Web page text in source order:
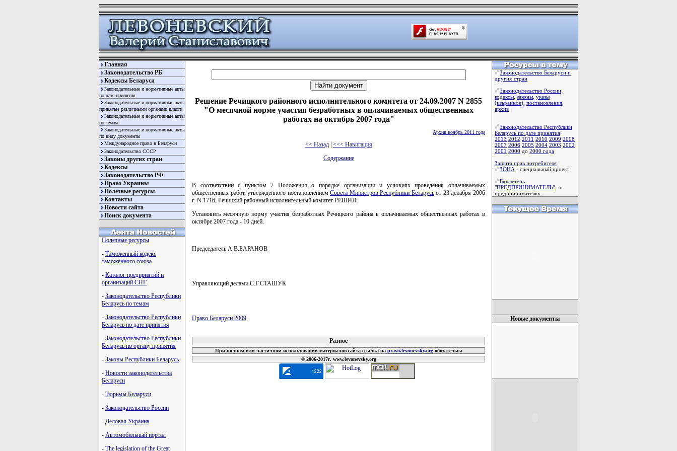
Главная
Законодательство РБ
Кодексы Беларуси
Законодательные и нормативные акты
по дате принятия
Законодательные и нормативные акты
принятые различными органами власти
Законодательные и нормативные акты
по темам
Законодательные и нормативные акты
по виду документы
Международное право в Беларуси
Законодательство СССР
Законы других стран
Кодексы
Законодательство РФ
Право Украины
Полезные ресурсы
Контакты
Новости сайта
Поиск документа
Полезные ресурсы
- Таможенный кодекс
таможенного союза
- Каталог предприятий и
организаций СНГ
- Законодательство Республики
Беларусь по темам
- Законодательство Республики
Беларусь по дате принятия
- Законодательство Республики
Беларусь по органу принятия
- Законы Республики Беларусь
- Новости законодательства
Беларуси
- Тюрьмы Беларуси
- Законодательство России
- Деловая Украина
- Автомобильный портал
- The legislation of the Great
Решение Речицкого районного исполнительного комитета от 24.09.2007 N 2855
"О месячной норме участия безработных в оплачиваемых общественных
работах на октябрь 2007 года"
Архив ноябрь 2011 года
<< Назад| <<< Навигация
Содержание
В соответствии с пунктом 7 Положения о порядке организации и условиях проведения оплачиваемых
общественных работ, утвержденного постановлениемСовета Министров Республики Беларусьот 23 декабря 2006
г. N 1716, Речицкий районный исполнительный комитет РЕШИЛ:
Установить месячную норму участия безработных Речицкого района в оплачиваемых общественных работах в
октябре 2007 года - 10 дней.
Председатель А.В.БАРАНОВ
Управляющий делами С.Г.СТАШУК
Право Беларуси 2009
Разное
При полном или частичном использовании материалов сайта ссылка наpravo.levonevsky.orgобязательна
© 2006-2017г. www.levonevsky.org
Законодательство Беларуси и
других стран
Законодательство России
кодексы законы указы
(изьранное) постановления
архив
Законодательство Республики
Беларусь по дате принятия:
2013 2012 2011 2010 2009 2008
2007 2006 2005 2004 2003 2002
2001 2000 до 2000 года
Защита прав потребителя
ЗОНА - специальный проект
Бюллетень
"ПРЕДПРИНИМАТЕЛЬ" - о
предпринимателях.
Новые документы